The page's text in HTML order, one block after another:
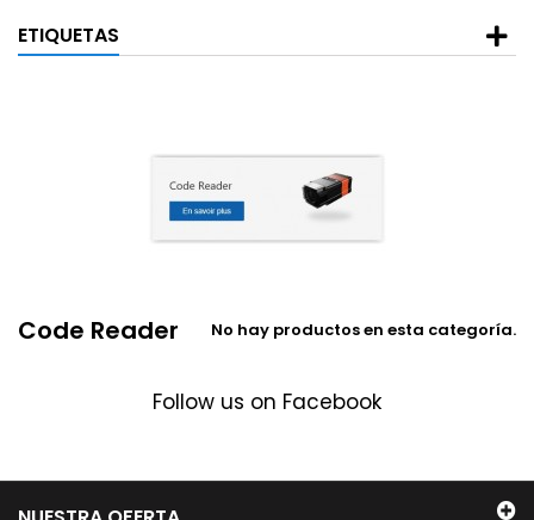
ETIQUETAS
Code Reader No hay productos en esta categoría.
Follow us on Facebook